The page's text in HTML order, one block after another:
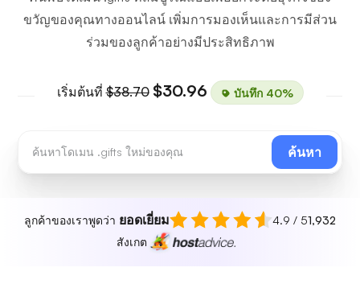
ขวัญของคุณทางออนไลน์ เพิ่มการมองเห็นและการมีส่วน
ร่วมของลูกค้าอย่างมีประสิทธิภาพ
เริ่มต้นที่$38.70 $30.96 บันทึก 40%
ค้นหา
ลูกค้าของเราพูดว่า ยอดเยี่ยม 4.9 / 51,932
สังเกต